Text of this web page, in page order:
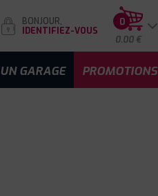
BONJOUR,
IDENTIFIEZ-VOUS
0
0.00 €
GARAGE PROMOTIONS